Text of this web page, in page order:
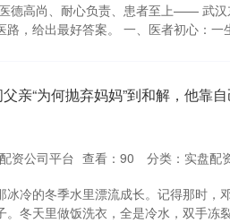
德高尚、耐心负责、患者至上—— 武汉
路，给出最好答案。 一、医者初心：一
亲“为何抛弃妈妈”到和解，他靠
资公司平台 查看： 90 分类： 实盘配
冰冷的冬季水里漂流成长。记得那时，
。冬天里做饭洗衣，全是冷水，双手冻